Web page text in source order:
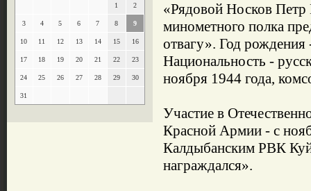
1 2
3 4 5 6 7 8 9
10 11 12 13 14 15 16
17 18 19 20 21 22 23
24 25 26 27 28 29 30
31
«Рядовой Носков
минометного полка
отвагу». Год рождения
Национальность -
ноября 1944 года,
Участие в
Красной Армии - с
Калдыбанским РВК
награждался».